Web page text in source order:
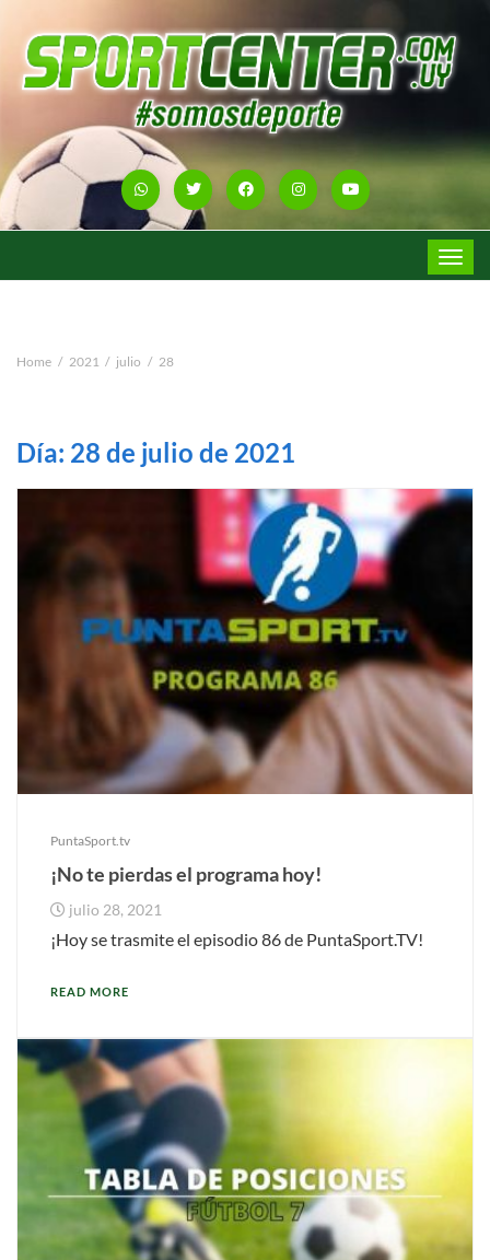
Toggle
Home 2021 julio 28
Día: 28 de julio de 2021
PuntaSport.tv
¡No te pierdas el programa hoy!
julio 28, 2021
¡Hoy se trasmite el episodio 86 de PuntaSport.TV!
READ MORE